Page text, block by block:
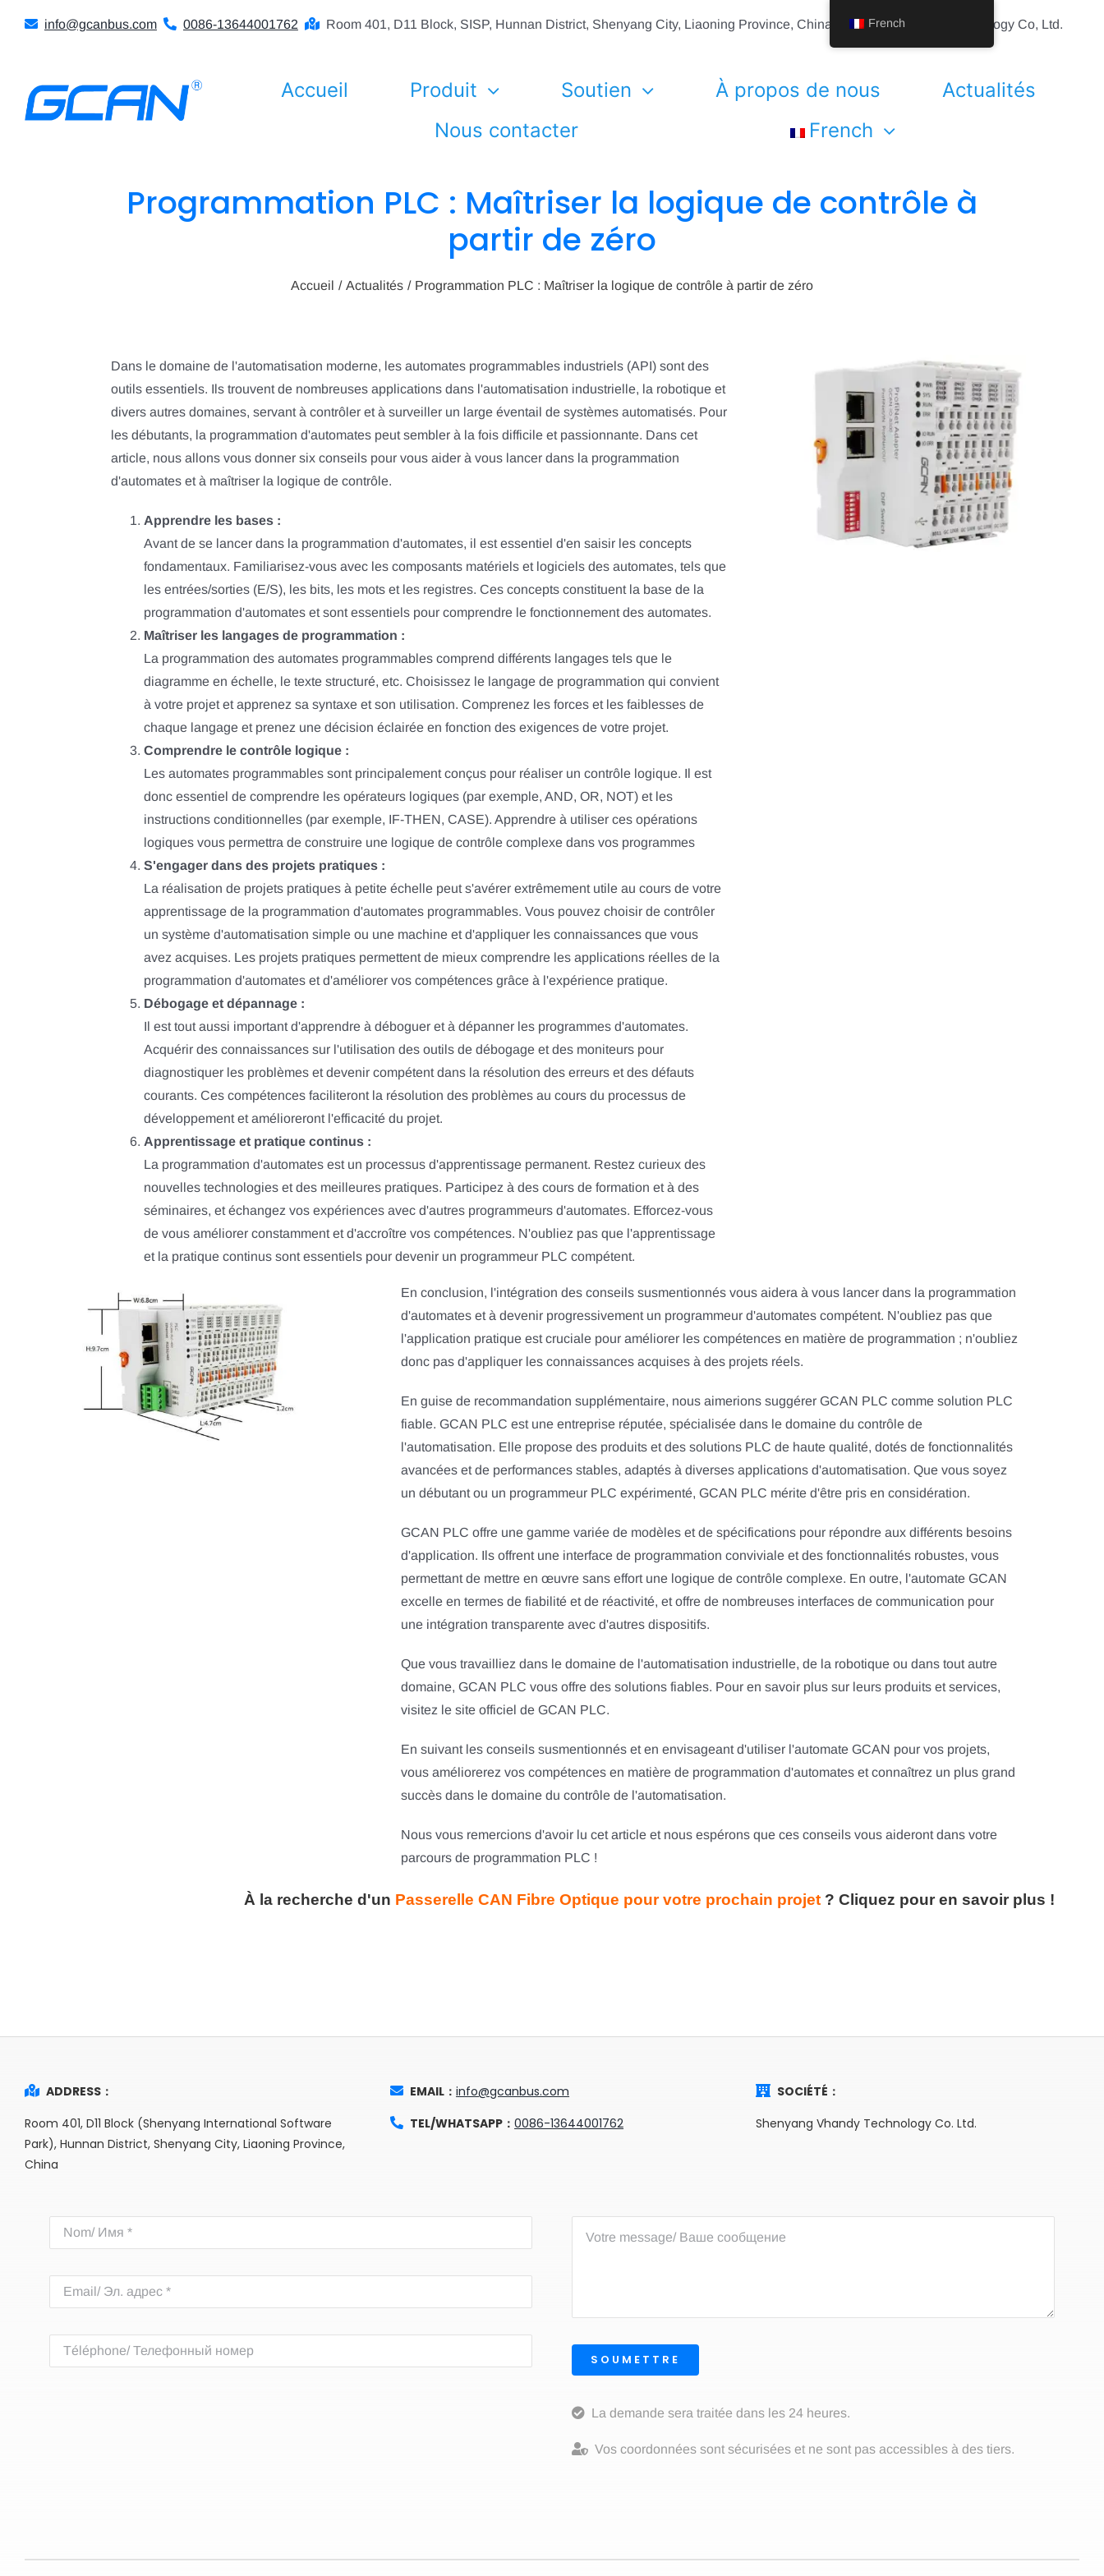
info@gcanbus.com 0086-13644001762 Room 401, D11 Block, SISP, Hunnan District, Shenyang City, Liaoning Province, China Shenyang Vhandy Technology Co, Ltd.
Accueil Produit Soutien À propos de nous
Actualités
Nous contacter
French
Programmation PLC : Maîtriser la logique de contrôle à
partir de zéro
Accueil Actualités Programmation PLC : Maîtriser la logique de contrôle à partir de zéro
Dans le domaine de l'automatisation moderne, les automates programmables industriels (API) sont des
outils essentiels. Ils trouvent de nombreuses applications dans l'automatisation industrielle, la robotique et
divers autres domaines, servant à contrôler et à surveiller un large éventail de systèmes automatisés. Pour
les débutants, la programmation d'automates peut sembler à la fois difficile et passionnante. Dans cet
article, nous allons vous donner six conseils pour vous aider à vous lancer dans la programmation
d'automates et à maîtriser la logique de contrôle.
Apprendre les bases :
Avant de se lancer dans la programmation d'automates, il est essentiel d'en saisir les concepts
fondamentaux. Familiarisez-vous avec les composants matériels et logiciels des automates, tels que
les entrées/sorties (E/S), les bits, les mots et les registres. Ces concepts constituent la base de la
programmation d'automates et sont essentiels pour comprendre le fonctionnement des automates.
Maîtriser les langages de programmation :
La programmation des automates programmables comprend différents langages tels que le
diagramme en échelle, le texte structuré, etc. Choisissez le langage de programmation qui convient
à votre projet et apprenez sa syntaxe et son utilisation. Comprenez les forces et les faiblesses de
chaque langage et prenez une décision éclairée en fonction des exigences de votre projet.
Comprendre le contrôle logique :
Les automates programmables sont principalement conçus pour réaliser un contrôle logique. Il est
donc essentiel de comprendre les opérateurs logiques (par exemple, AND, OR, NOT) et les
instructions conditionnelles (par exemple, IF-THEN, CASE). Apprendre à utiliser ces opérations
logiques vous permettra de construire une logique de contrôle complexe dans vos programmes
S'engager dans des projets pratiques :
La réalisation de projets pratiques à petite échelle peut s'avérer extrêmement utile au cours de votre
apprentissage de la programmation d'automates programmables. Vous pouvez choisir de contrôler
un système d'automatisation simple ou une machine et d'appliquer les connaissances que vous
avez acquises. Les projets pratiques permettent de mieux comprendre les applications réelles de la
programmation d'automates et d'améliorer vos compétences grâce à l'expérience pratique.
Débogage et dépannage :
Il est tout aussi important d'apprendre à déboguer et à dépanner les programmes d'automates.
Acquérir des connaissances sur l'utilisation des outils de débogage et des moniteurs pour
diagnostiquer les problèmes et devenir compétent dans la résolution des erreurs et des défauts
courants. Ces compétences faciliteront la résolution des problèmes au cours du processus de
développement et amélioreront l'efficacité du projet.
Apprentissage et pratique continus :
La programmation d'automates est un processus d'apprentissage permanent. Restez curieux des
nouvelles technologies et des meilleures pratiques. Participez à des cours de formation et à des
séminaires, et échangez vos expériences avec d'autres programmeurs d'automates. Efforcez-vous
de vous améliorer constamment et d'accroître vos compétences. N'oubliez pas que l'apprentissage
et la pratique continus sont essentiels pour devenir un programmeur PLC compétent.
En conclusion, l'intégration des conseils susmentionnés vous aidera à vous lancer dans la programmation
d'automates et à devenir progressivement un programmeur d'automates compétent. N'oubliez pas que
l'application pratique est cruciale pour améliorer les compétences en matière de programmation ; n'oubliez
donc pas d'appliquer les connaissances acquises à des projets réels.
En guise de recommandation supplémentaire, nous aimerions suggérer GCAN PLC comme solution PLC
fiable. GCAN PLC est une entreprise réputée, spécialisée dans le domaine du contrôle de
l'automatisation. Elle propose des produits et des solutions PLC de haute qualité, dotés de fonctionnalités
avancées et de performances stables, adaptés à diverses applications d'automatisation. Que vous soyez
un débutant ou un programmeur PLC expérimenté, GCAN PLC mérite d'être pris en considération.
GCAN PLC offre une gamme variée de modèles et de spécifications pour répondre aux différents besoins
d'application. Ils offrent une interface de programmation conviviale et des fonctionnalités robustes, vous
permettant de mettre en œuvre sans effort une logique de contrôle complexe. En outre, l'automate GCAN
excelle en termes de fiabilité et de réactivité, et offre de nombreuses interfaces de communication pour
une intégration transparente avec d'autres dispositifs.
Que vous travailliez dans le domaine de l'automatisation industrielle, de la robotique ou dans tout autre
domaine, GCAN PLC vous offre des solutions fiables. Pour en savoir plus sur leurs produits et services,
visitez le site officiel de GCAN PLC.
En suivant les conseils susmentionnés et en envisageant d'utiliser l'automate GCAN pour vos projets,
vous améliorerez vos compétences en matière de programmation d'automates et connaîtrez un plus grand
succès dans le domaine du contrôle de l'automatisation.
Nous vous remercions d'avoir lu cet article et nous espérons que ces conseils vous aideront dans votre
parcours de programmation PLC !
À la recherche d'un Passerelle CAN Fibre Optique pour votre prochain projet ?Cliquez pour en savoir plus !
ADDRESS：
Room 401, D11 Block (Shenyang International Software
Park), Hunnan District, Shenyang City, Liaoning Province,
China
EMAIL：info@gcanbus.com
TEL/WHATSAPP：0086-13644001762
SOCIÉTÉ：
Shenyang Vhandy Technology Co. Ltd.
SOUMETTRE
La demande sera traitée dans les 24 heures.
Vos coordonnées sont sécurisées et ne sont pas accessibles à des tiers.
French